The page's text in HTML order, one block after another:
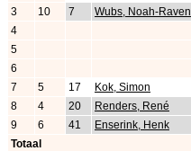
3
10 7 Wubs, Noah-Raven
4
5
6
7
5 17 Kok, Simon
8
4 20 Renders, René
9
6 41 Enserink, Henk
Totaal